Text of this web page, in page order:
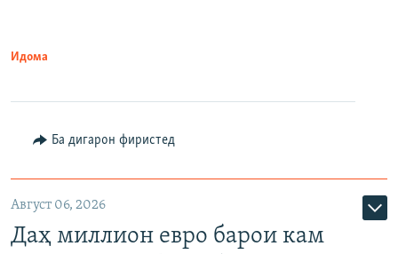
Идома
Ба дигарон фиристед
Август 06, 2026
Даҳ миллион евро барои кам